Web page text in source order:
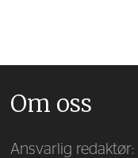
Om oss
Ansvarlig redaktør: